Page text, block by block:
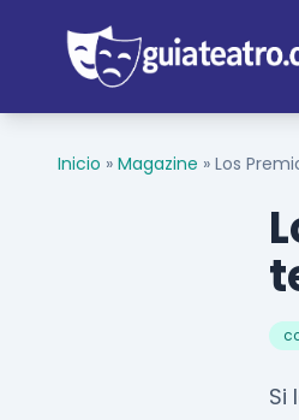
Inicio » Magazine » Los
Si